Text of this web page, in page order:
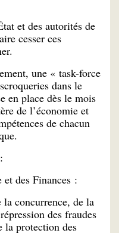
et des autorités de
cesser ces
une « task-force
dans le
en place dès le mois
de l’économie et
de chacun
des Finances :
concurrence, de la
des fraudes
la protection des